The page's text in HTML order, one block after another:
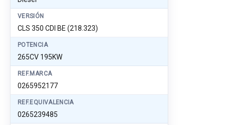
VERSIÓN
CLS 350 CDI BE (218.323)
POTENCIA
265CV 195KW
REF.MARCA
0265952177
REF.EQUIVALENCIA
0265239485